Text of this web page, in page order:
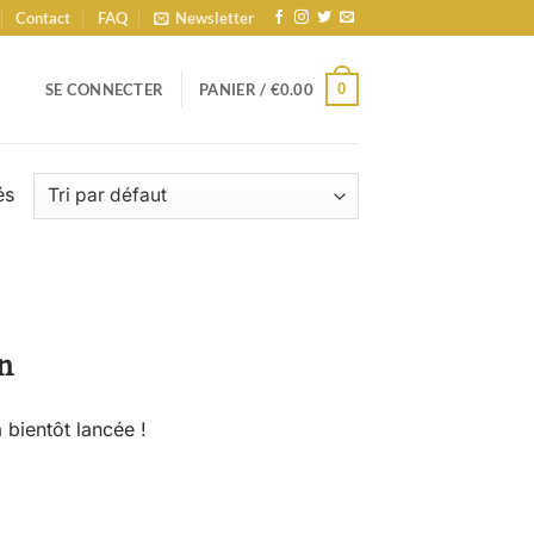
Contact FAQ Newsletter
SE CONNECTER PANIER / €0.00 0
bientôt lancée !